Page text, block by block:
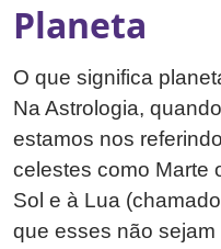
Planeta
O que significa
Na Astrologia,
estamos nos
celestes como Marte
Sol e à Lua
que esses não